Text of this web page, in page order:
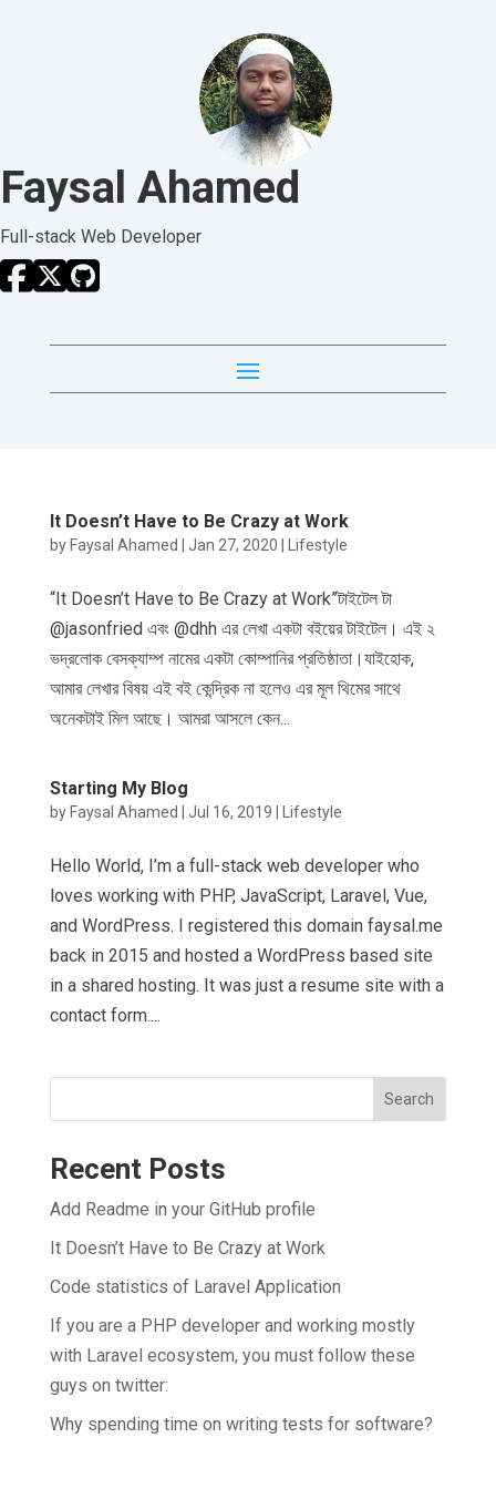
Faysal Ahamed
Full-stack Web Developer
It Doesn’t Have to Be Crazy at Work
by Faysal Ahamed Jan 27, 2020 Lifestyle
“It Doesn’t Have to Be Crazy at Work”টাইটেল টা
@jasonfried এবং @dhh এর লেখা একটা বইয়ের টাইটেল। এই ২
ভদ্রলোক বেসক্যাম্প নামের একটা কোম্পানির প্রতিষ্ঠাতা।যাইহোক,
আমার লেখার বিষয় এই বই কেন্দ্রিক না হলেও এর মূল থিমের সাথে
অনেকটাই মিল আছে। আমরা আসলে কেন...
Starting My Blog
by Faysal Ahamed Jul 16, 2019 Lifestyle
Hello World, I’m a full-stack web developer who
loves working with PHP, JavaScript, Laravel, Vue,
and WordPress. I registered this domain faysal.me
back in 2015 and hosted a WordPress based site
in a shared hosting. It was just a resume site with a
contact form....
Search
Recent Posts
Add Readme in your GitHub profile
It Doesn’t Have to Be Crazy at Work
Code statistics of Laravel Application
If you are a PHP developer and working mostly
with Laravel ecosystem, you must follow these
guys on twitter:
Why spending time on writing tests for software?